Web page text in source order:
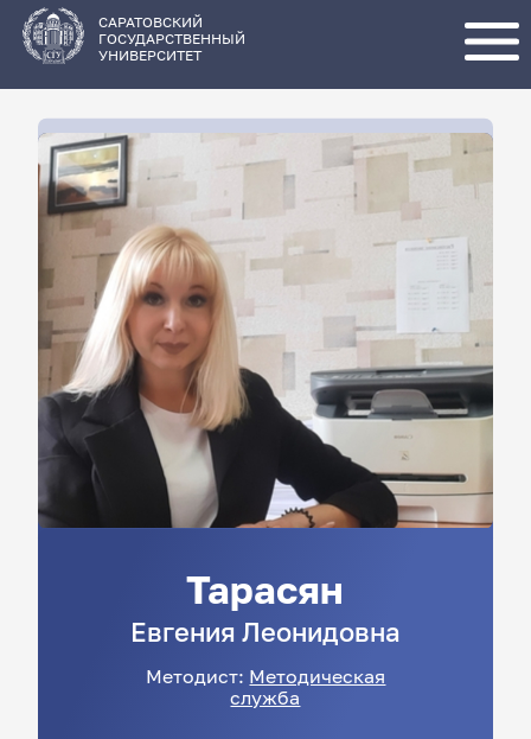
основному
содержанию
САРАТОВСКИЙ
ГОСУДАРСТВЕННЫЙ
УНИВЕРСИТЕТ
Тарасян
Евгения Леонидовна
Методист: Методическая
служба